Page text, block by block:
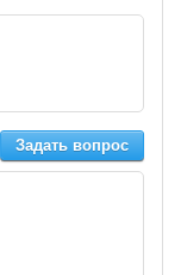
Задать вопрос